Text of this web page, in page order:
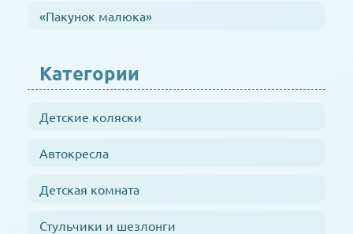
«Пакунок малюка»
Категории
Детские коляски
Автокресла
Детская комната
Стульчики и шезлонги